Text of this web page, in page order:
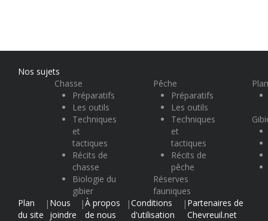
Nos sujets
Chasse
Préparatifs
Les outils
Techniques
et
tactiques
Récits de
chasse
Biologie du
gibier
Pêche
Préparatifs
Les outils
Techniques
et
tactiques
Récits de
pêche
Réserves
fauniques
Plan
du site
| Nous
joindre
|À propos
de nous
|Conditions
d'utilisation
| Partenaires de
Chevreuil.net